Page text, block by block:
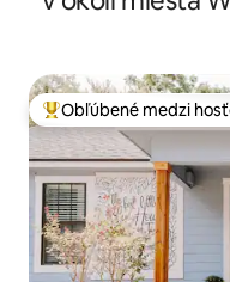
Najobľúbenejšie medzi
Obľúbené medzi